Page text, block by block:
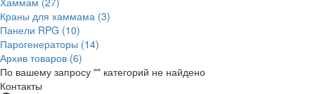
Краны для хаммама (3)
Панели RPG (10)
Парогенераторы (14)
Архив товаров (6)
По вашему запросу "" категорий не найдено
Контакты